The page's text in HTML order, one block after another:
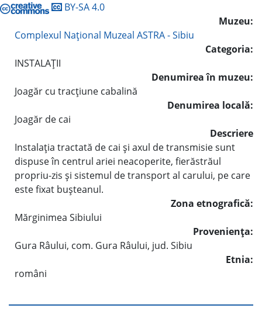
BY-SA 4.0
Muzeu:
Complexul Naţional Muzeal ASTRA - Sibiu
Categoria:
INSTALAŢII
Denumirea în muzeu:
Joagăr cu tracţiune cabalină
Denumirea locală:
Joagăr de cai
Descriere
Instalaţia tractată de cai şi axul de transmisie sunt
dispuse în centrul ariei neacoperite, fierăstrăul
propriu-zis şi sistemul de transport al carului, pe care
este fixat buşteanul.
Zona etnografică:
Mărginimea Sibiului
Provenienţa:
Gura Râului, com. Gura Râului, jud. Sibiu
Etnia:
români